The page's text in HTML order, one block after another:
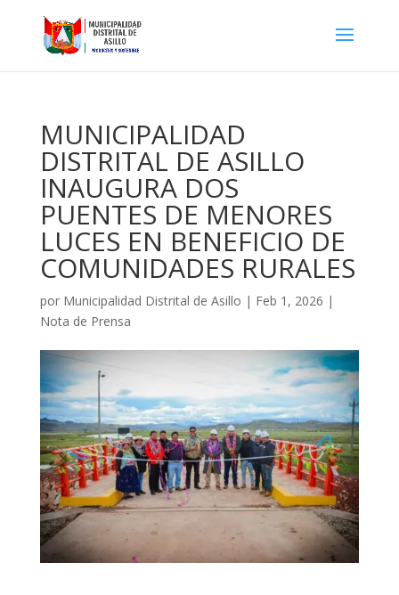
MUNICIPALIDAD
DISTRITAL DE ASILLO
INAUGURA DOS
PUENTES DE MENORES
LUCES EN BENEFICIO DE
COMUNIDADES RURALES
por Municipalidad Distrital de Asillo | Feb 1, 2026 |
Nota de Prensa